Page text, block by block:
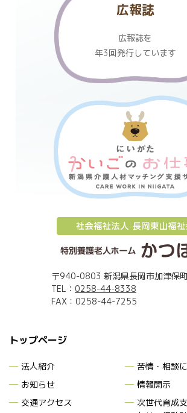
広報誌
広報誌を
年3回発行しています
〒940-0803 新潟県長岡市加津保
TEL： 0258-44-8338
FAX：0258-44-7255
トップページ
法人紹介
お知らせ
交通アクセス
苦情・相談
情報開示
次世代育成